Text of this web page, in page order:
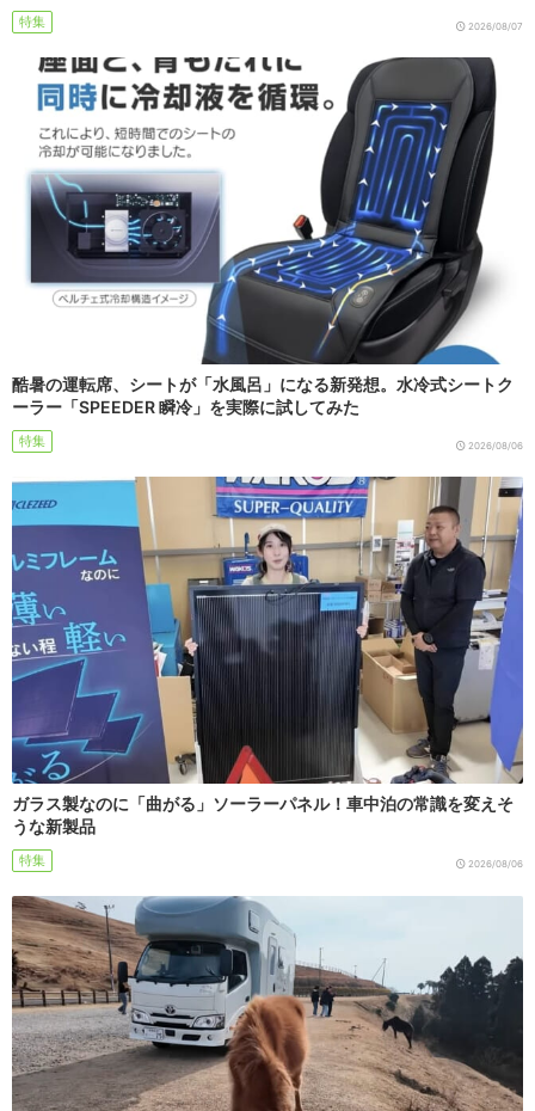
特集 2026/08/07
酷暑の運転席、シートが「水風呂」になる新発想。水冷式シートク
ーラー「SPEEDER 瞬冷」を実際に試してみた
特集 2026/08/06
ガラス製なのに「曲がる」ソーラーパネル！車中泊の常識を変えそ
うな新製品
特集 2026/08/06